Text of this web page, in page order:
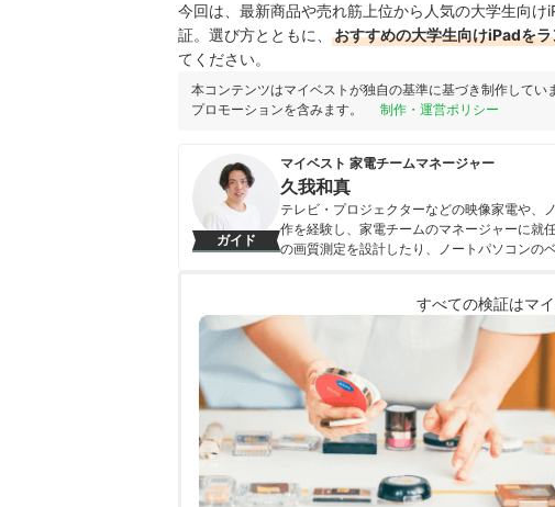
今回は、最新商品や売れ筋上位から人気の大学生向
証。選び方とともに、
おすすめの大学生向けiPadを
てください。
本コンテンツはマイベストが独自の基準に基づき制作してい
プロモーションを含みます。
制作・運営ポリシー
ガイド
マイベスト 家電チームマネージャー
久我和真
テレビ・プロジェクターなどの映像家電や、
作を経験し、家電チームのマネージャーに就
の画質測定を設計したり、ノートパソコンの
すべての検証はマ